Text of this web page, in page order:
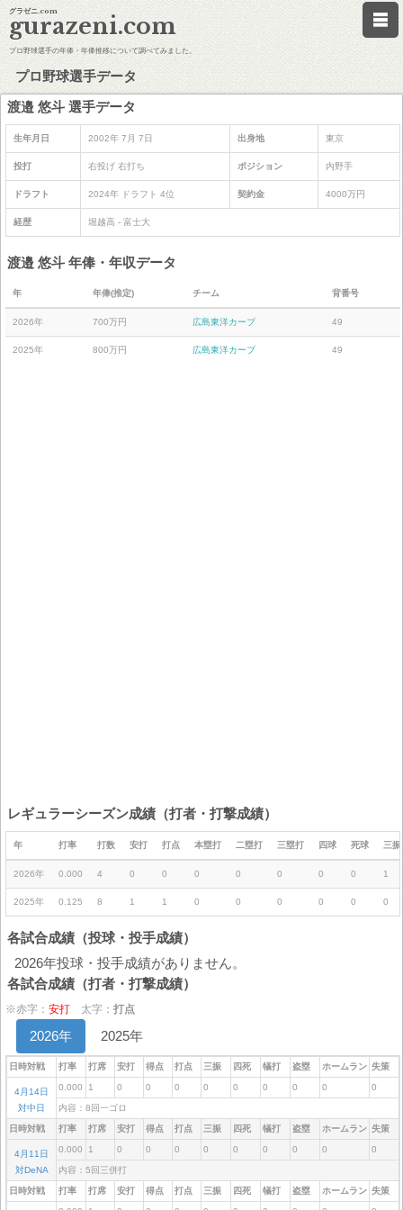
グラゼニ.com
gurazeni.com
プロ野球選手の年俸・年俸推移について調べてみました。
プロ野球選手データ
渡邉 悠斗 選手データ
生年月日 2002年 7月 7日 出身地 東京
投打 右投げ 右打ち ポジション 内野手
ドラフト 2024年 ドラフト 4位 契約金 4000万円
経歴 堀越高 - 富士大
渡邉 悠斗 年俸・年収データ
年 年俸(推定) チーム 背番号
2026年 700万円 広島東洋カープ 49
2025年 800万円 広島東洋カープ 49
レギュラーシーズン成績（打者・打撃成績）
年 打率 打数 安打 打点 本塁打 二塁打 三塁打 四球 死球 三振
2026年 0.000 4 0 0 0 0 0 0 0 1
2025年 0.125 8 1 1 0 0 0 0 0 0
各試合成績（投球・投手成績）
2026年投球・投手成績がありません。
各試合成績（打者・打撃成績）
※赤字： 安打 太字： 打点
2026年 2025年
日時対戦 打率 打席 安打 得点 打点 三振 四死 犠打 盗塁 ホームラン 失策
4月14日
対中日
0.000 1 0 0 0 0 0 0 0 0 0
内容：8回一ゴロ
日時対戦 打率 打席 安打 得点 打点 三振 四死 犠打 盗塁 ホームラン 失策
4月11日
対DeNA
0.000 1 0 0 0 0 0 0 0 0 0
内容：5回三併打
日時対戦 打率 打席 安打 得点 打点 三振 四死 犠打 盗塁 ホームラン 失策